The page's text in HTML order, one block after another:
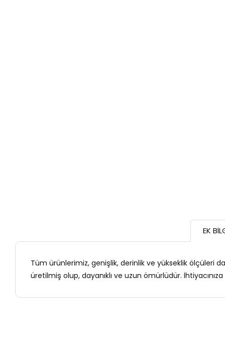
EK
Tüm ürünlerimiz, genişlik, derinlik ve yükseklik ölçüleri
üretilmiş olup, dayanıklı ve uzun ömürlüdür.